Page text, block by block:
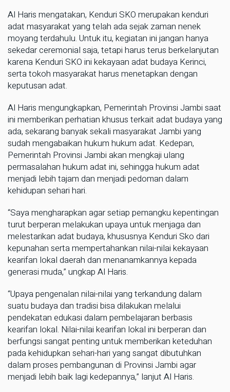
Al Haris mengatakan, Kenduri SKO merupakan kenduri
adat masyarakat yang telah ada sejak zaman nenek
moyang terdahulu. Untuk itu, kegiatan ini jangan hanya
sekedar ceremonial saja, tetapi harus terus berkelanjutan
karena Kenduri SKO ini kekayaan adat budaya Kerinci,
serta tokoh masyarakat harus menetapkan dengan
keputusan adat.
Al Haris mengungkapkan, Pemerintah Provinsi Jambi saat
ini memberikan perhatian khusus terkait adat budaya yang
ada, sekarang banyak sekali masyarakat Jambi yang
sudah mengabaikan hukum hukum adat. Kedepan,
Pemerintah Provinsi Jambi akan mengkaji ulang
permasalahan hukum adat ini, sehingga hukum adat
menjadi lebih tajam dan menjadi pedoman dalam
kehidupan sehari hari.
“Saya mengharapkan agar setiap pemangku kepentingan
turut berperan melakukan upaya untuk menjaga dan
melestarikan adat budaya, khususnya Kenduri Sko dari
kepunahan serta mempertahankan nilai-nilai kekayaan
kearifan lokal daerah dan menanamkannya kepada
generasi muda,” ungkap Al Haris.
“Upaya pengenalan nilai-nilai yang terkandung dalam
suatu budaya dan tradisi bisa dilakukan melalui
pendekatan edukasi dalam pembelajaran berbasis
kearifan lokal. Nilai-nilai kearifan lokal ini berperan dan
berfungsi sangat penting untuk memberikan keteduhan
pada kehidupkan sehari-hari yang sangat dibutuhkan
dalam proses pembangunan di Provinsi Jambi agar
menjadi lebih baik lagi kedepannya,” lanjut Al Haris.